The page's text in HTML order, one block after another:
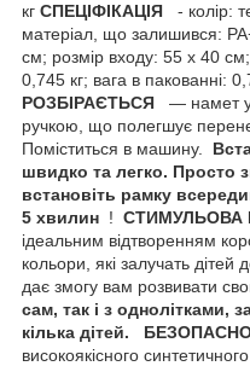
кг СПЕЦІФІКАЦІЯ - колір:
матеріал, що залишився:
см; розмір входу: 55 х 40
0,745 кг; вага в пакованні:
РОЗБІРАЄТЬСЯ — намет
ручкою, що полегшує
Поміститься в машину.
швидко та легко. Просто
встановіть рамку
5 хвилин ! СТИМУЛЬОВА
ідеальним відтворенням
кольори, які залучать дітей
дає змогу вам розвивати
сам, так і з однолітками,
кілька дітей.
високоякісного